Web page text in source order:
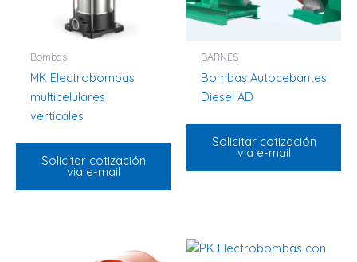
Bombas
MK Electrobombas
multicelulares
verticales
Solicitar cotización
via e-mail
BARNES
Bombas Autocebantes
Diesel AD
Solicitar cotización
via e-mail